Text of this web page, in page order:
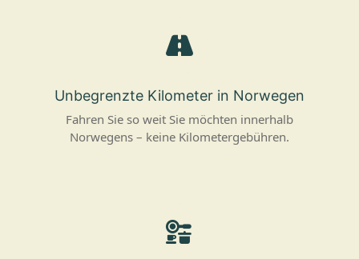
Unbegrenzte Kilometer in Norwegen
Fahren Sie so weit Sie möchten innerhalb
Norwegens – keine Kilometergebühren.